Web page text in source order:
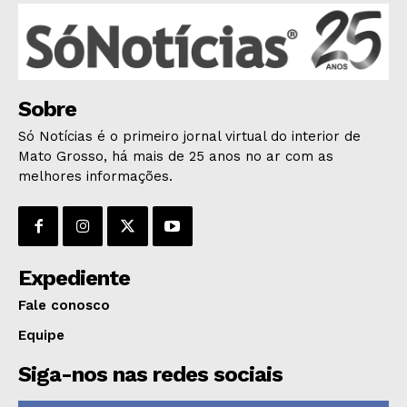
ESPORTES
ECONOMIA
GERAL
SAÚDE
ÚLTIMAS NOTÍCIAS
Sobre
Só Notícias é o primeiro jornal virtual do interior de
Mato Grosso, há mais de 25 anos no ar com as
melhores informações.
Expediente
Fale conosco
Equipe
Siga-nos nas redes sociais